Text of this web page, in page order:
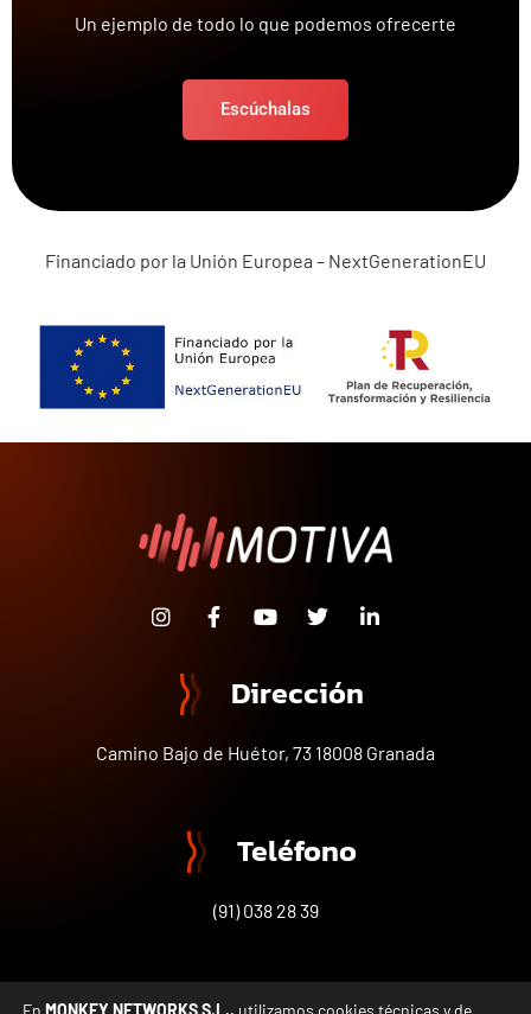
Un ejemplo de todo lo que podemos ofrecerte
Escúchalas
Financiado por la Unión Europea – NextGenerationEU
Dirección
Camino Bajo de Huétor, 73 18008 Granada
Teléfono
(91) 038 28 39
En MONKEY NETWORKS S.L.. utilizamos cookies técnicas y de